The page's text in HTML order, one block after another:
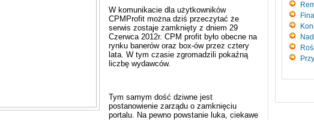
W komunikacie dla użytkowników
CPMProfit można dziś przeczytać że
serwis zostaje zamknięty z dniem 29
Czerwca 2012r. CPM profit było obecne na
rynku banerów oraz box-ów przez cztery
lata. W tym czasie zgromadzili pokaźną
liczbę wydawców.
Tym samym dość dziwne jest
postanowienie zarządu o zamknięciu
portalu. Na pewno powstanie luka, ciekawe